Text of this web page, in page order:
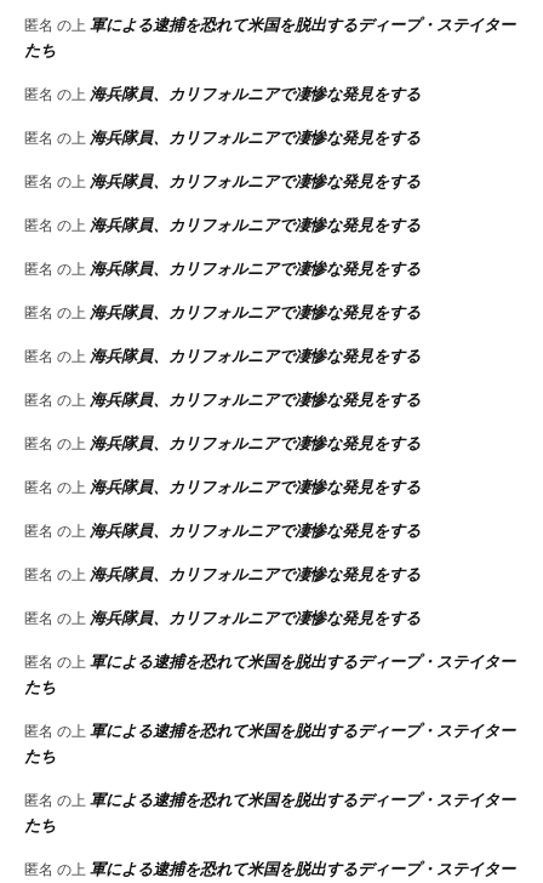
匿名 の上 軍による逮捕を恐れて米国を脱出するディープ・ステイター
たち
匿名 の上 海兵隊員、カリフォルニアで凄惨な発見をする
匿名 の上 海兵隊員、カリフォルニアで凄惨な発見をする
匿名 の上 海兵隊員、カリフォルニアで凄惨な発見をする
匿名 の上 海兵隊員、カリフォルニアで凄惨な発見をする
匿名 の上 海兵隊員、カリフォルニアで凄惨な発見をする
匿名 の上 海兵隊員、カリフォルニアで凄惨な発見をする
匿名 の上 海兵隊員、カリフォルニアで凄惨な発見をする
匿名 の上 海兵隊員、カリフォルニアで凄惨な発見をする
匿名 の上 海兵隊員、カリフォルニアで凄惨な発見をする
匿名 の上 海兵隊員、カリフォルニアで凄惨な発見をする
匿名 の上 海兵隊員、カリフォルニアで凄惨な発見をする
匿名 の上 海兵隊員、カリフォルニアで凄惨な発見をする
匿名 の上 海兵隊員、カリフォルニアで凄惨な発見をする
匿名 の上 軍による逮捕を恐れて米国を脱出するディープ・ステイター
たち
匿名 の上 軍による逮捕を恐れて米国を脱出するディープ・ステイター
たち
匿名 の上 軍による逮捕を恐れて米国を脱出するディープ・ステイター
たち
匿名 の上 軍による逮捕を恐れて米国を脱出するディープ・ステイター